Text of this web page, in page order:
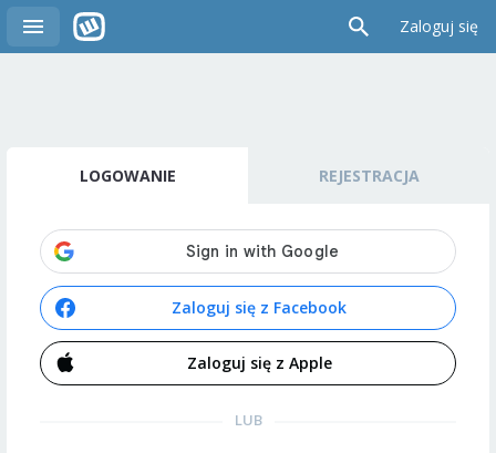
Zaloguj się
LOGOWANIE REJESTRACJA
Zaloguj się z Facebook
Zaloguj się z Apple
LUB